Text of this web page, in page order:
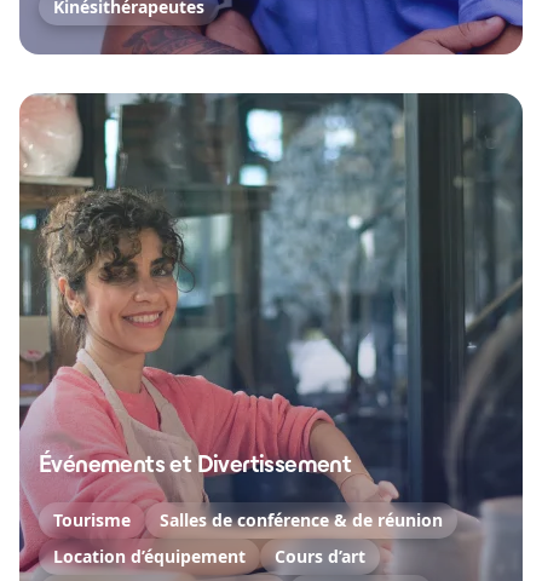
Kinésithérapeutes
Événements et Divertissement
Tourisme
Salles de conférence & de réunion
Location d’équipement
Cours d’art